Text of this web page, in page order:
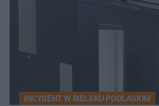
INCYDENT W BIELSKU PODLASKIM